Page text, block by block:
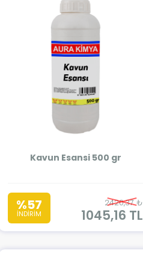
Kavun Esansi 500 gr
%57
İNDİRİM
2420,37 ₺
1045,16 TL